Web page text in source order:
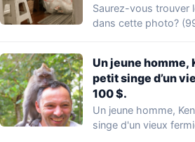
Saurez-vous trouver
dans cette photo?
Un jeune homme,
petit singe d’un
100 $.
Un jeune homme,
singe d'un vieux